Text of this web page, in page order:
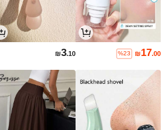
₪17.00
%23
₪3.10